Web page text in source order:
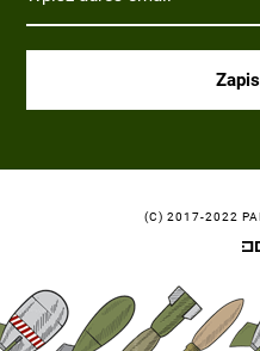
(C) 2017-2022